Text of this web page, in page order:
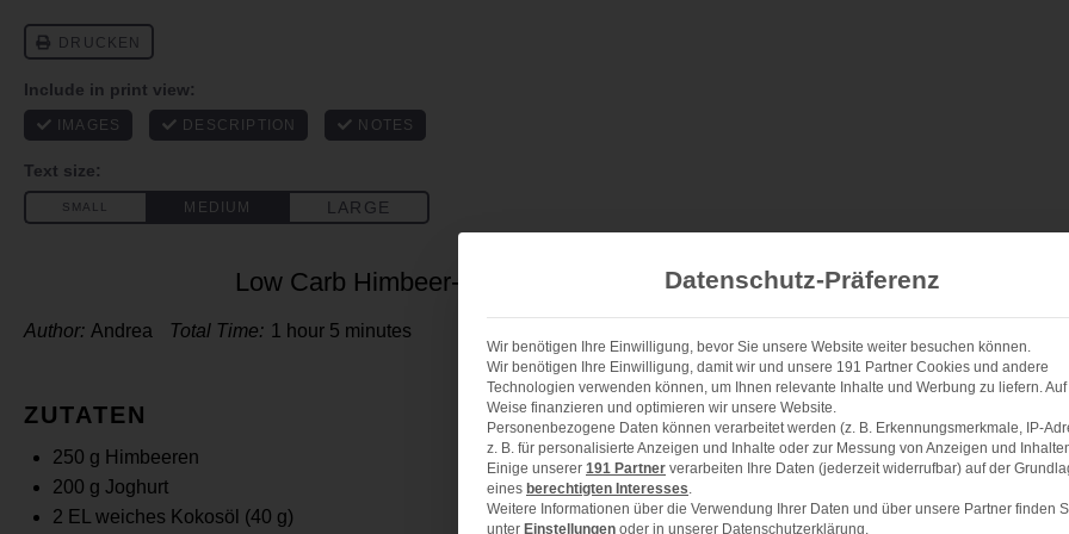
Low Carb Himbeer-Kuchen mit Mandeln
Author: Andrea Total Time: 1 hour 5 minutes
ZUTATEN SCALE 1x 2x
250 g Himbeeren
200 g Joghurt
2 EL weiches Kokosöl (40 g)
Datenschutz-Präferenz
Wir benötigen Ihre Einwilligung, bevor Sie unsere Website weiter besuchen können.
Wir benötigen Ihre Einwilligung, damit wir und unsere 191 Partner Cookies und andere
Technologien verwenden können, um Ihnen relevante Inhalte und Werbung zu liefern.
Weise finanzieren und optimieren wir unsere Website.
Personenbezogene Daten können verarbeitet werden (z. B. Erkennungsmerkmale, IP-
z. B. für personalisierte Anzeigen und Inhalte oder zur Messung von Anzeigen und
Einige unserer 191 Partner verarbeiten Ihre Daten (jederzeit widerrufbar) auf der
eines berechtigten Interesses.
Weitere Informationen über die Verwendung Ihrer Daten und über unsere Partner finden
unter Einstellungen oder in unserer Datenschutzerklärung.